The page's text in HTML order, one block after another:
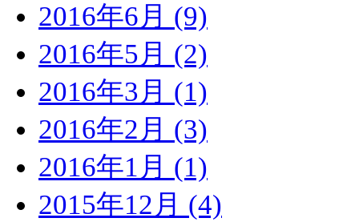
2016年6月 (9)
2016年5月 (2)
2016年3月 (1)
2016年2月 (3)
2016年1月 (1)
2015年12月 (4)